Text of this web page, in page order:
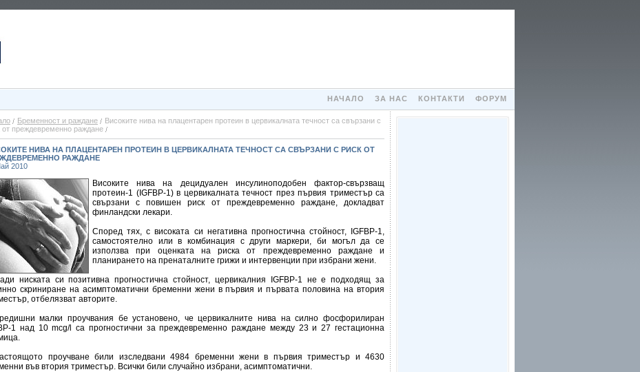
НАЧАЛО ЗА НАС КОНТАКТИ ФОРУМ
Бременност и раждане
Високите нива на плацентарен протеин в цервикалната течност са свързани с
от преждевременно раждане
НИВА НА ПЛАЦЕНТАРЕН ПРОТЕИН В ЦЕРВИКАЛНАТА ТЕЧНОСТ СА СВЪРЗАНИ С РИСК ОТ
РАЖДАНЕ
2010
Високите нива на децидуален инсулиноподобен фактор-свързващ
протеин-1 (IGFBP-1) в цервикалната течност през първия триместър са
свързани с повишен риск от преждевременно раждане, докладват
финландски лекари.
Според тях, с високата си негативна прогностична стойност, IGFBP-1,
самостоятелно или в комбинация с други маркери, би могъл да се
използва при оценката на риска от преждевременно раждане и
планирането на пренаталните грижи и интервенции при избрани жени.
ниската си позитивна прогностична стойност, цервикалния IGFBP-1 не е подходящ за
скриниране на асимптоматични бременни жени в първия и първата половина на втория
отбелязват авторите.
малки проучвания бе установено, че цервикалните нива на силно фосфорилиран
1 над 10 mcg/l са прогностични за преждевременно раждане между 23 и 27 гестационна
проучване били изследвани 4984 бременни жени в първия триместър и 4630
във втория триместър. Всички били случайно избрани, асимптоматични.